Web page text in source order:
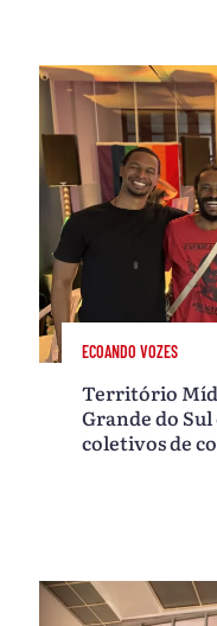
ECOANDO VOZES
Território
Grande do
coletivos de